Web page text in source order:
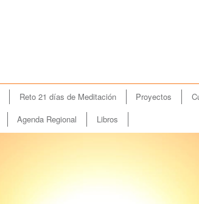
Reto 21 días de Meditación Proyectos
Agenda Regional Libros